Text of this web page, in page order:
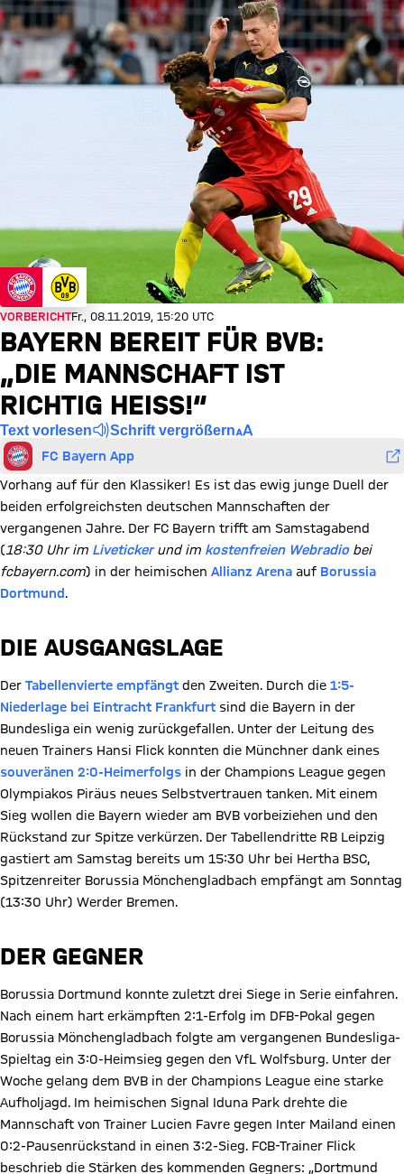
VORBERICHTFr., 08.11.2019, 15:20 UTC
BAYERN BEREIT FÜR BVB:
„DIE MANNSCHAFT IST
RICHTIG HEISS!“
Text vorlesen Schrift vergrößern
FC Bayern App
Vorhang auf für den Klassiker! Es ist das ewig junge Duell der
beiden erfolgreichsten deutschen Mannschaften der
vergangenen Jahre. Der FC Bayern trifft am Samstagabend
(18:30 Uhr im Livetickerund im kostenfreien Webradiobei
fcbayern.com) in der heimischen Allianz Arena auf Borussia
Dortmund .
DIE AUSGANGSLAGE
Der Tabellenvierte empfängt den Zweiten. Durch die 1:5-
Niederlage bei Eintracht Frankfurt sind die Bayern in der
Bundesliga ein wenig zurückgefallen. Unter der Leitung des
neuen Trainers Hansi Flick konnten die Münchner dank eines
souveränen 2:0-Heimerfolgs in der Champions League gegen
Olympiakos Piräus neues Selbstvertrauen tanken. Mit einem
Sieg wollen die Bayern wieder am BVB vorbeiziehen und den
Rückstand zur Spitze verkürzen. Der Tabellendritte RB Leipzig
gastiert am Samstag bereits um 15:30 Uhr bei Hertha BSC,
Spitzenreiter Borussia Mönchengladbach empfängt am Sonntag
(13:30 Uhr) Werder Bremen.
DER GEGNER
Borussia Dortmund konnte zuletzt drei Siege in Serie einfahren.
Nach einem hart erkämpften 2:1-Erfolg im DFB-Pokal gegen
Borussia Mönchengladbach folgte am vergangenen Bundesliga-
Spieltag ein 3:0-Heimsieg gegen den VfL Wolfsburg. Unter der
Woche gelang dem BVB in der Champions League eine starke
Aufholjagd. Im heimischen Signal Iduna Park drehte die
Mannschaft von Trainer Lucien Favre gegen Inter Mailand einen
0:2-Pausenrückstand in einen 3:2-Sieg. FCB-Trainer Flick
beschrieb die Stärken des kommenden Gegners: „Dortmund